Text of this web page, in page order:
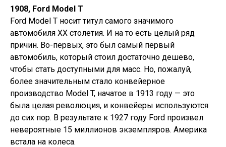
1908, Ford Model T
Ford Model T носит титул самого значимого
автомобиля XX столетия. И на то есть целый ряд
причин. Во-первых, это был самый первый
автомобиль, который стоил достаточно дешево,
чтобы стать доступными для масс. Но, пожалуй,
более значительным стало конвейерное
производство Model T, начатое в 1913 году — это
была целая революция, и конвейеры используются
до сих пор. В результате к 1927 году Ford произвел
невероятные 15 миллионов экземпляров. Америка
встала на колеса.